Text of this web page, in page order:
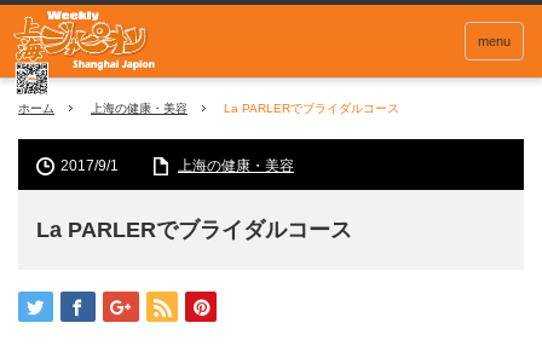
menu
ホーム 上海の健康・美容 La PARLERでブライダルコース
2017/9/1 上海の健康・美容
La PARLERでブライダルコース